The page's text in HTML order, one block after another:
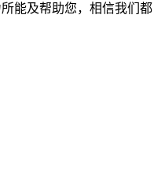
能及帮助您，相信我们都